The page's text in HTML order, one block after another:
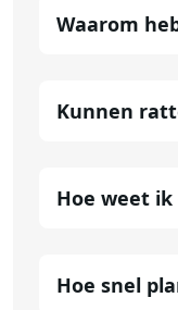
Waarom
Kunnen
Hoe weet
Hoe snel